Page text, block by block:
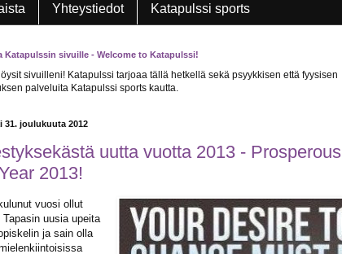
Yhteystiedot Katapulssi sports
Katapulssin sivuille - Welcome to Katapulssi!
sivuilleni! Katapulssi tarjoaa tällä hetkellä sekä psyykkisen että fyysisen
palveluita Katapulssi sports kautta.
31. joulukuuta 2012
uutta vuotta 2013 - Prosperous
2013!
vuosi ollut
Tapasin uusia upeita
ja sain olla